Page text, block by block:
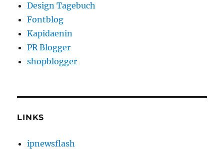
Design Tagebuch
Fontblog
Kapidaenin
PR Blogger
shopblogger
LINKS
ipnewsflash